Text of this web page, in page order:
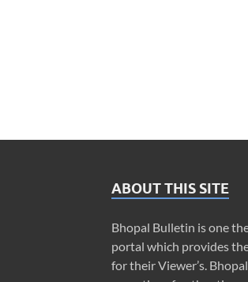
ABOUT THIS SITE
Bhopal Bulletin is one
portal which provides
for their Viewer’s.